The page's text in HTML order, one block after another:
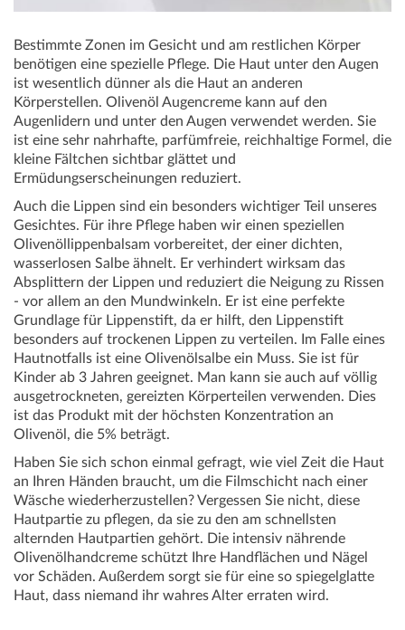
Bestimmte Zonen im Gesicht und am restlichen Körper
benötigen eine spezielle Pflege. Die Haut unter den Augen
ist wesentlich dünner als die Haut an anderen
Körperstellen. Olivenöl Augencreme kann auf den
Augenlidern und unter den Augen verwendet werden. Sie
ist eine sehr nahrhafte, parfümfreie, reichhaltige Formel, die
kleine Fältchen sichtbar glättet und
Ermüdungserscheinungen reduziert.
Auch die Lippen sind ein besonders wichtiger Teil unseres
Gesichtes. Für ihre Pflege haben wir einen speziellen
Olivenöllippenbalsam vorbereitet, der einer dichten,
wasserlosen Salbe ähnelt. Er verhindert wirksam das
Absplittern der Lippen und reduziert die Neigung zu Rissen
- vor allem an den Mundwinkeln. Er ist eine perfekte
Grundlage für Lippenstift, da er hilft, den Lippenstift
besonders auf trockenen Lippen zu verteilen. Im Falle eines
Hautnotfalls ist eine Olivenölsalbe ein Muss. Sie ist für
Kinder ab 3 Jahren geeignet. Man kann sie auch auf völlig
ausgetrockneten, gereizten Körperteilen verwenden. Dies
ist das Produkt mit der höchsten Konzentration an
Olivenöl, die 5% beträgt.
Haben Sie sich schon einmal gefragt, wie viel Zeit die Haut
an Ihren Händen braucht, um die Filmschicht nach einer
Wäsche wiederherzustellen? Vergessen Sie nicht, diese
Hautpartie zu pflegen, da sie zu den am schnellsten
alternden Hautpartien gehört. Die intensiv nährende
Olivenölhandcreme schützt Ihre Handflächen und Nägel
vor Schäden. Außerdem sorgt sie für eine so spiegelglatte
Haut, dass niemand ihr wahres Alter erraten wird.